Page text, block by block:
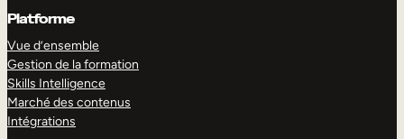
Platforme
Vue d’ensemble
Gestion de la formation
Skills Intelligence
Marché des contenus
Intégrations